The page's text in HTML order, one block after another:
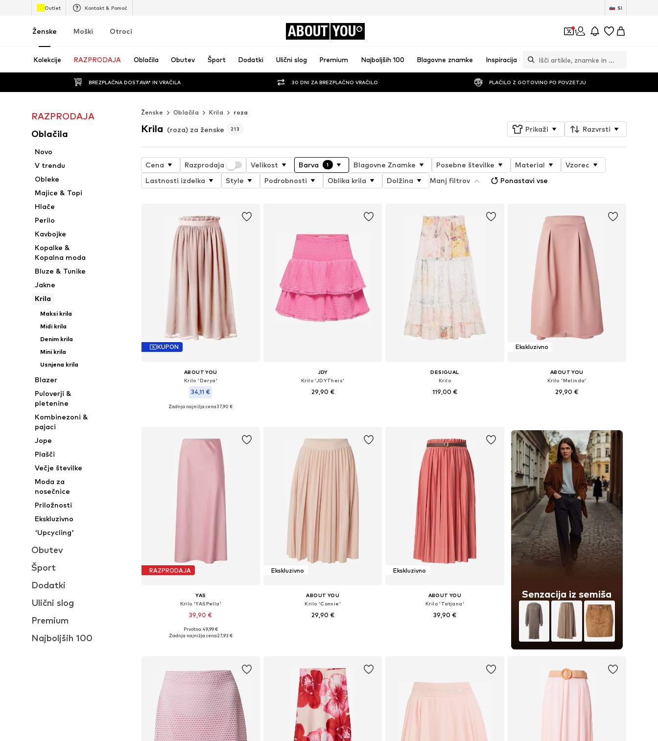
Outlet Kontakt & Pomoč SI
Ženske Moški Otroci ABOUT YOU 1
Kolekcije RAZPRODAJA Oblačila Obutev Šport Dodatki Ulični slog Premium Najboljših 100 Blagovne znamke Inspiracija
BREZPLAČNA DOSTAVA* IN VRAČILA 30 DNI ZA BREZPLAČNO VRAČILO PLAČILO Z GOTOVINO PO POVZETJU
RAZPRODAJA
Oblačila
Novo
V trendu
Obleke
Majice & Topi
Hlače
Perilo
Kavbojke
Kopalke &
Kopalna moda
Bluze & Tunike
Jakne
Krila
Maksi krila
Midi krila
Denim krila
Mini krila
Usnjena krila
Blazer
Puloverji &
pletenine
Kombinezoni &
pajaci
Jope
Plašči
Večje številke
Moda za
nosečnice
Priložnosti
Ekskluzivno
'Upcycling'
Obutev
Šport
Dodatki
Ulični slog
Premium
Najboljših 100
Ženske Oblačila Krila roza
Krila (roza) za ženske 213 Prikaži Razvrsti
Cena Razprodaja Velikost Barva 1 Blagovne Znamke Posebne številke Material
Vzorec
Lastnosti izdelka
Style Podrobnosti Oblika krila Dolžina Manj filtrov Ponastavi vse
KUPON
ABOUT YOU
Krilo 'Derya'
34,11 €
+4
Zadnja najnižja cena37,90 €
JDY
Krilo 'JDYTheis'
29,90 €
DESIGUAL
Krilo
119,00 €
Ekskluzivno
ABOUT YOU
Krilo 'Melinda'
29,90 €
RAZPRODAJA
YAS
Krilo 'YASPella'
39,90 €
+12
Razpoložljive velikosti: 34, 38, 40, 42, 44
Prvotno: 49,99 €
Zadnja najnižja cena27,93 €
Ekskluzivno
ABOUT YOU
Krilo 'Connie'
29,90 €
Ekskluzivno
ABOUT YOU
Krilo 'Tatjana'
39,90 €
Senzacija iz semiša